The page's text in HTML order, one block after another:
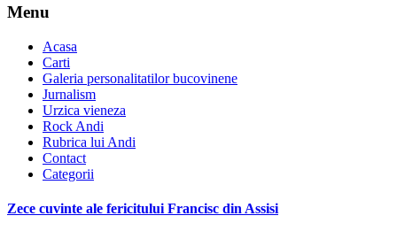
Menu
Acasa
Carti
Galeria personalitatilor bucovinene
Jurnalism
Urzica vieneza
Rock Andi
Rubrica lui Andi
Contact
Categorii
Zece cuvinte ale fericitului Francisc din Assisi